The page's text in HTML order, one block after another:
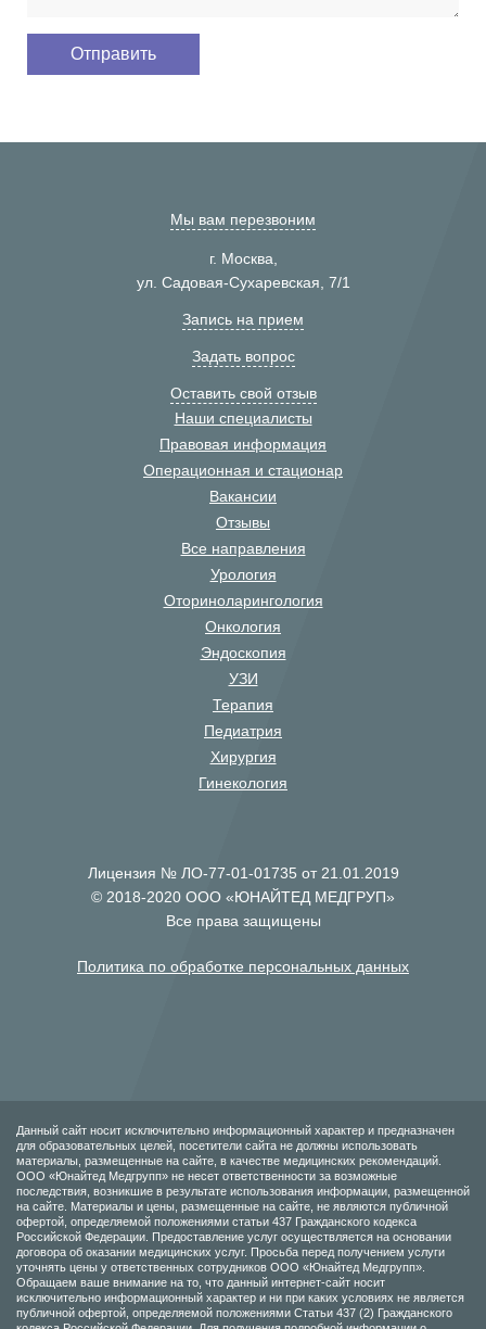
Мы вам перезвоним
г. Москва,
ул. Садовая-Сухаревская, 7/1
Запись на прием
Задать вопрос
Оставить свой отзыв
Наши специалисты
Правовая информация
Операционная и стационар
Вакансии
Отзывы
Все направления
Урология
Оториноларингология
Онкология
Эндоскопия
УЗИ
Терапия
Педиатрия
Хирургия
Гинекология
Лицензия № ЛО-77-01-01735 от 21.01.2019
© 2018-2020 ООО «ЮНАЙТЕД МЕДГРУП»
Все права защищены
Политика по обработке персональных данных
Данный сайт носит исключительно информационный характер и предназначен
для образовательных целей, посетители сайта не должны использовать
материалы, размещенные на сайте, в качестве медицинских рекомендаций.
ООО «Юнайтед Медгрупп» не несет ответственности за возможные
последствия, возникшие в результате использования информации, размещенной
на сайте. Материалы и цены, размещенные на сайте, не являются публичной
офертой, определяемой положениями статьи 437 Гражданского кодекса
Российской Федерации. Предоставление услуг осуществляется на основании
договора об оказании медицинских услуг. Просьба перед получением услуги
уточнять цены у ответственных сотрудников ООО «Юнайтед Медгрупп».
Обращаем ваше внимание на то, что данный интернет-сайт носит
исключительно информационный характер и ни при каких условиях не является
публичной офертой, определяемой положениями Статьи 437 (2) Гражданского